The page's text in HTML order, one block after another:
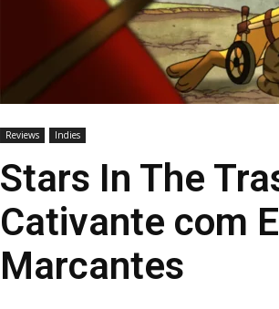
Reviews Indies
Stars In The
Cativante com
Marcantes